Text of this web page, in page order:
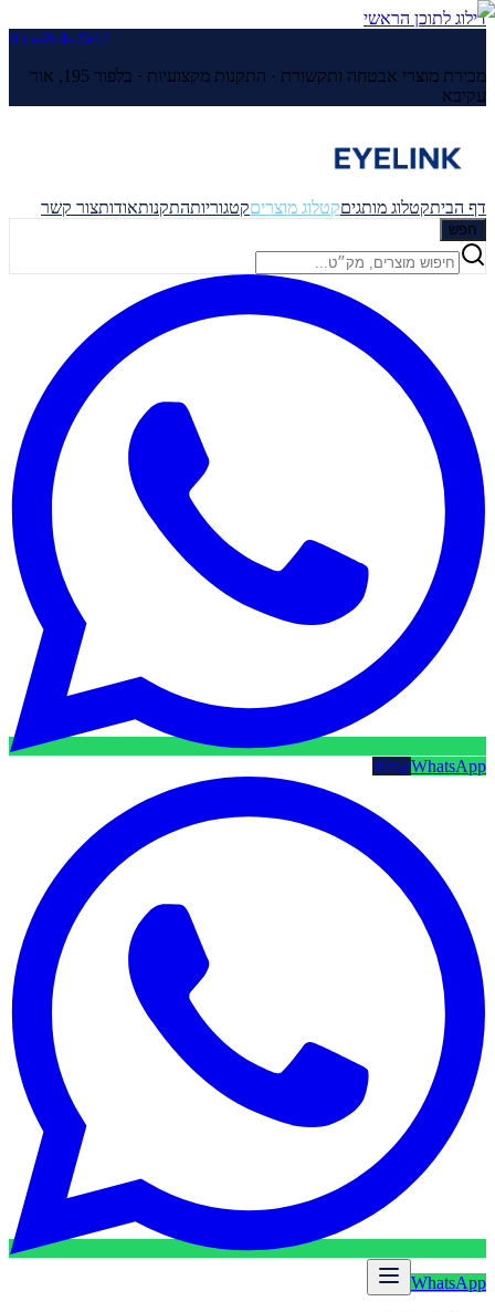
דילוג לתוכן הראשי
055-264-2642
מכירת מוצרי אבטחה ותקשורת · התקנות מקצועיות ·
בלפור 195, אור
עקיבא
דף הביתקטלוג מותגיםקטלוג מוצריםקטגוריותהתקנותאודותצור קשר
חפש
WhatsAppקטלוג
WhatsApp